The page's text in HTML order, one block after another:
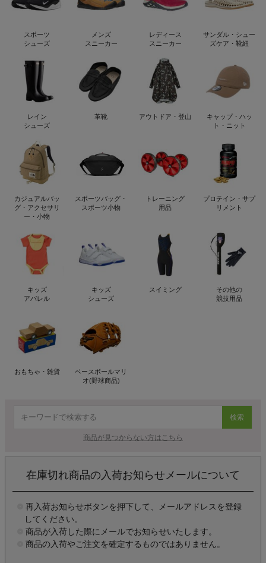
スポーツ
シューズ
メンズ
スニーカー
レディース
スニーカー
サンダル・シュー
ズケア・靴紐
レイン
シューズ
革靴 アウトドア・登山
キャップ・ハッ
ト・ニット
カジュアルバッ
グ・アクセサリ
ー・小物
スポーツバッグ・
スポーツ小物
トレーニング
用品
プロテイン・サプ
リメント
キッズ
アパレル
キッズ
シューズ
スイミング
その他の
競技用品
おもちゃ・雑貨
ベースボールマリ
オ(野球商品)
検索
商品が見つからない方はこちら
在庫切れ商品の入荷お知らせメールについて
再入荷お知らせボタンを押下して、メールアドレスを登録
してください。
商品が入荷した際にメールでお知らせいたします。
商品の入荷やご注文を確定するものではありません。